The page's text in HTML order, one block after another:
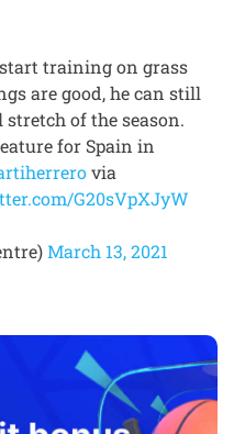
training on grass
are good, he can still
of the season.
for Spain in
via
G20sVpXJyW
March 13, 2021